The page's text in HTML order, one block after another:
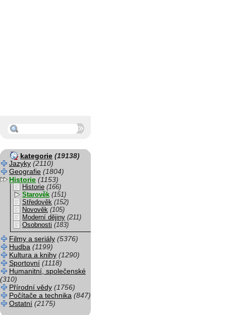
kategorie (19138)
Jazyky (2110)
Geografie (1804)
Historie (1153)
Historie (166)
Starověk (151)
Středověk (152)
Novověk (105)
Moderní dějiny (211)
Osobnosti (183)
Filmy a seriály (5376)
Hudba (1199)
Kultura a knihy (1290)
Sportovní (1118)
Humanitní, společenské
(310)
Přírodní vědy (1756)
Počítače a technika (847)
Ostatní (2175)